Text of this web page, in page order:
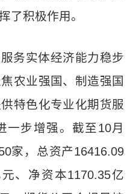
了积极作用。
务实体经济能力稳步
农业强国、制造强国
特色化专业化期货服
一步增强。截至10月
家，总资产16416.09
、净资本1170.35亿